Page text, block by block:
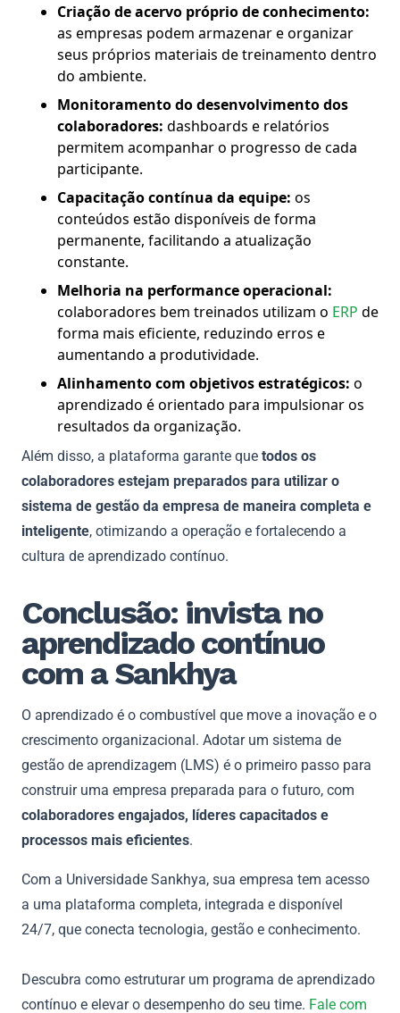
Criação de acervo próprio de conhecimento:
as empresas podem armazenar e organizar
seus próprios materiais de treinamento dentro
do ambiente.
Monitoramento do desenvolvimento dos
colaboradores: dashboards e relatórios
permitem acompanhar o progresso de cada
participante.
Capacitação contínua da equipe: os
conteúdos estão disponíveis de forma
permanente, facilitando a atualização
constante.
Melhoria na performance operacional:
colaboradores bem treinados utilizam o ERP de
forma mais eficiente, reduzindo erros e
aumentando a produtividade.
Alinhamento com objetivos estratégicos: o
aprendizado é orientado para impulsionar os
resultados da organização.
Além disso, a plataforma garante que todos os
colaboradores estejam preparados para utilizar o
sistema de gestão da empresa de maneira completa e
inteligente, otimizando a operação e fortalecendo a
cultura de aprendizado contínuo.
Conclusão: invista no
aprendizado contínuo
com a Sankhya
O aprendizado é o combustível que move a inovação e o
crescimento organizacional. Adotar um sistema de
gestão de aprendizagem (LMS) é o primeiro passo para
construir uma empresa preparada para o futuro, com
colaboradores engajados, líderes capacitados e
processos mais eficientes.
Com a Universidade Sankhya, sua empresa tem acesso
a uma plataforma completa, integrada e disponível
24/7, que conecta tecnologia, gestão e conhecimento.
Descubra como estruturar um programa de aprendizado
contínuo e elevar o desempenho do seu time. Fale com